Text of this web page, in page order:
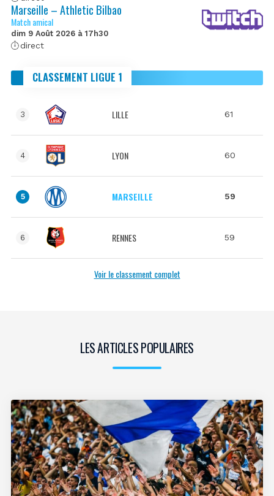
Marseille – Athletic Bilbao
Match amical
dim 9 Août 2026 à 17h30
direct
CLASSEMENT LIGUE 1
3 LILLE 61
4 LYON 60
5 MARSEILLE 59
6 RENNES 59
Voir le classement complet
LES ARTICLES POPULAIRES